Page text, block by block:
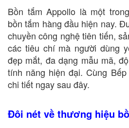
Bồn tắm Appollo là một trong những thương hiệu
bồn tắm hàng đầu hiện nay.
chuyền công nghệ tiên tiến,
các tiêu chí mà người dùng
đẹp mắt, đa dạng mẫu mã,
tính năng hiện đại. Cùng
chi tiết ngay sau đây.
Đôi nét về thương hiệu